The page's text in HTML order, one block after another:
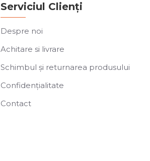
Serviciul Clienți
Despre noi
Achitare si livrare
Schimbul și returnarea produsului
Confidențialitate
Contact